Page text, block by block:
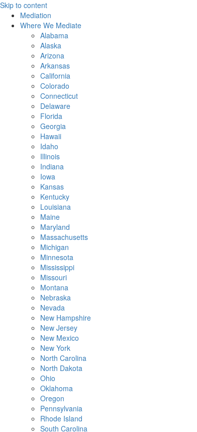
Skip to content
Mediation
Where We Mediate
Alabama
Alaska
Arizona
Arkansas
California
Colorado
Connecticut
Delaware
Florida
Georgia
Hawaii
Idaho
Illinois
Indiana
Iowa
Kansas
Kentucky
Louisiana
Maine
Maryland
Massachusetts
Michigan
Minnesota
Mississippi
Missouri
Montana
Nebraska
Nevada
New Hampshire
New Jersey
New Mexico
New York
North Carolina
North Dakota
Ohio
Oklahoma
Oregon
Pennsylvania
Rhode Island
South Carolina